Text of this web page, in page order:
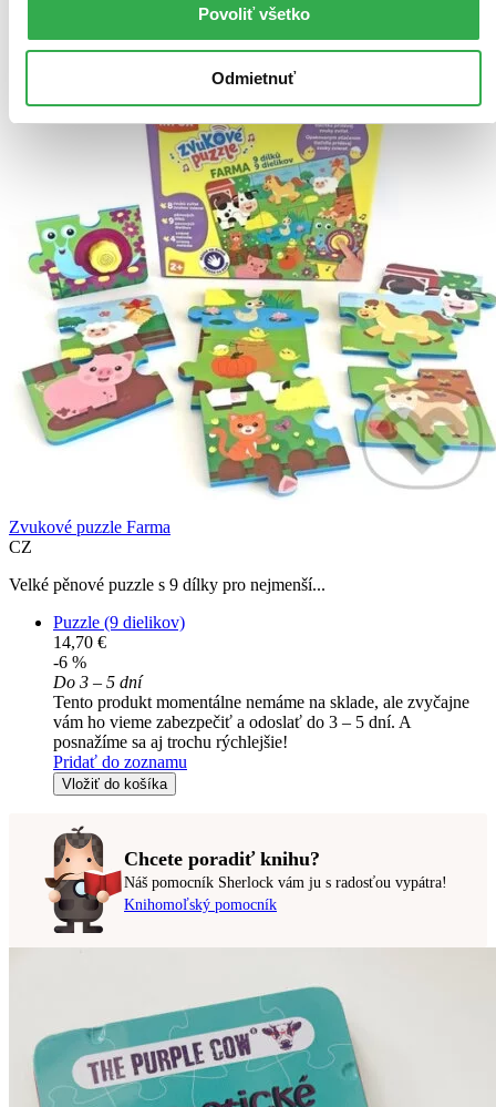
Povoliť všetko
Odmietnuť
Zvukové puzzle Farma
CZ
Velké pěnové puzzle s 9 dílky pro nejmenší...
Puzzle (9 dielikov)
14,70 €
-6 %
Do 3 – 5 dní
Tento produkt momentálne nemáme na sklade, ale zvyčajne
vám ho vieme zabezpečiť a odoslať do 3 – 5 dní. A
posnažíme sa aj trochu rýchlejšie!
Pridať do zoznamu
Vložiť do košíka
Chcete poradiť knihu?
Náš pomocník Sherlock vám ju s radosťou vypátra!
Knihomoľský pomocník